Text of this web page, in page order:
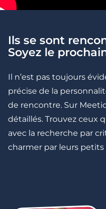
3 minutes
C’est le moment
Ils se sont
Soyez le
Il n’est pas toujours
précise de la
de rencontre. Sur
détaillés. Trouvez ceux
avec la recherche par
charmer par leurs petits